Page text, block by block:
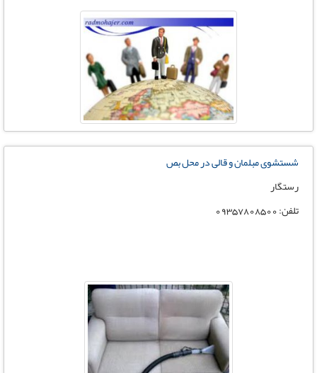
شستشوی مبلمان و قالی در محل بص
رستگار
تلفن: 09357808500